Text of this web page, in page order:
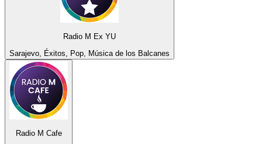
Radio M Ex YU
Sarajevo, Éxitos, Pop, Música de los Balcanes
Radio M Cafe